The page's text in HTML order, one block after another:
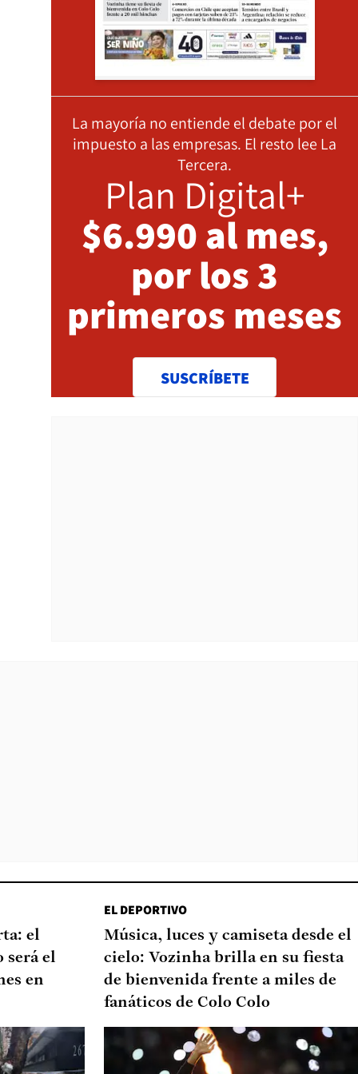
La mayoría no entiende el debate por el
impuesto a las empresas. El resto lee La
Tercera.
Plan Digital+
$6.990 al mes,
por los 3
primeros meses
SUSCRÍBETE
el
será el
en
EL DEPORTIVO
Música, luces y camiseta desde el
cielo: Vozinha brilla en su fiesta
de bienvenida frente a miles de
fanáticos de Colo Colo